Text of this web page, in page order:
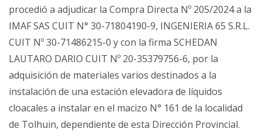
procedió a adjudicar la Compra Directa Nº 205/2024 a la
IMAF SAS CUIT N° 30-71804190-9, INGENIERIA 65 S.R.L.
CUIT Nº 30-71486215-0 y con la firma SCHEDAN
LAUTARO DARIO CUIT Nº 20-35379756-6, por la
adquisición de materiales varios destinados a la
instalación de una estación elevadora de líquidos
cloacales a instalar en el macizo N° 161 de la localidad
de Tolhuin, dependiente de esta Dirección Provincial.